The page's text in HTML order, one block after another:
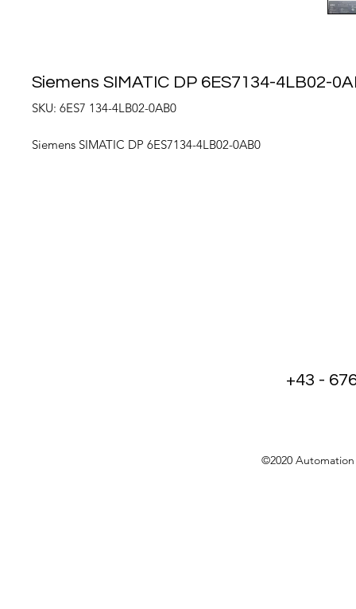
Siemens SIMATIC DP 6ES7134-4LB02-
SKU: 6ES7 134-4LB02-0AB0
Siemens SIMATIC DP 6ES7134-4LB02-0AB0
+43 -
©2020